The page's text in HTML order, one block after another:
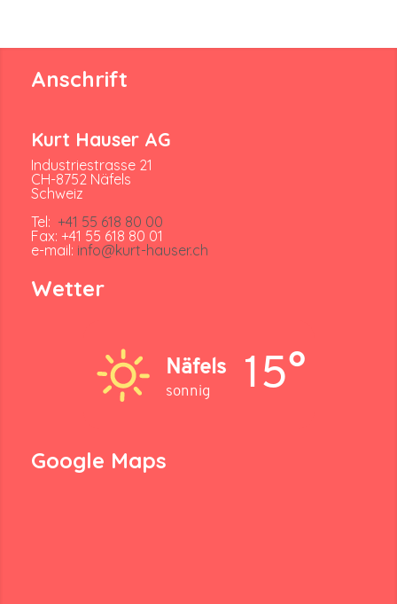
Anschrift
Kurt Hauser AG
Industriestrasse 21
CH-8752 Näfels
Schweiz
Tel: +41 55 618 80 00
Fax: +41 55 618 80 01
e-mail: info@kurt-hauser.ch
Wetter
Näfels
sonnig 15°
Google Maps